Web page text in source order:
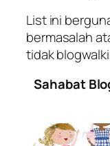
List ini
bermasalah
tidak
Sahabat